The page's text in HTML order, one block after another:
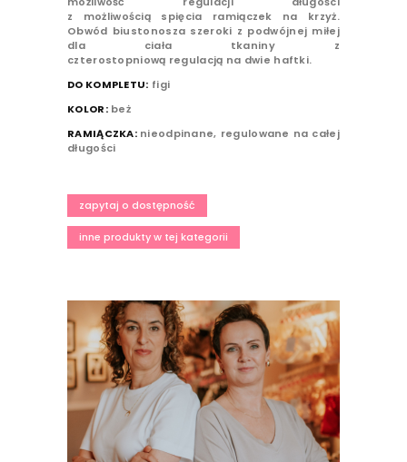
z możliwością spięcia ramiączek na krzyż.
Obwód biustonosza szeroki z podwójnej miłej
dla ciała tkaniny z
czterostopniową regulacją na dwie haftki.
DO KOMPLETU: figi
KOLOR:beż
RAMIĄCZKA: nieodpinane, regulowane na całej
długości
zapytaj o dostępność
inne produkty w tej kategorii